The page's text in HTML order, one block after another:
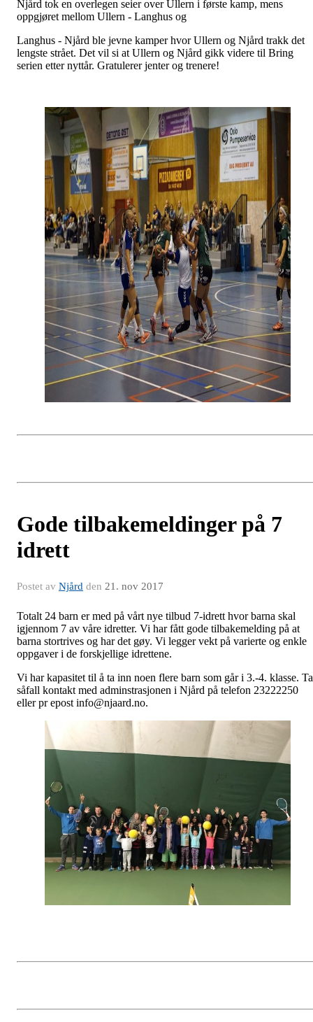
Njård tok en overlegen seier over Ullern i første kamp, mens
oppgjøret mellom Ullern - Langhus og
Langhus - Njård ble jevne kamper hvor Ullern og Njård trakk det
lengste strået. Det vil si at Ullern og Njård gikk videre til Bring
serien etter nyttår. Gratulerer jenter og trenere!
Gode tilbakemeldinger på 7
idrett
Postet av Njård den 21. nov 2017
Totalt 24 barn er med på vårt nye tilbud 7-idrett hvor barna skal
igjennom 7 av våre idretter. Vi har fått gode tilbakemelding på at
barna stortrives og har det gøy. Vi legger vekt på varierte og enkle
oppgaver i de forskjellige idrettene.
Vi har kapasitet til å ta inn noen flere barn som går i 3.-4. klasse.
såfall kontakt med adminstrasjonen i Njård på telefon 23222250
eller pr epost info@njaard.no.